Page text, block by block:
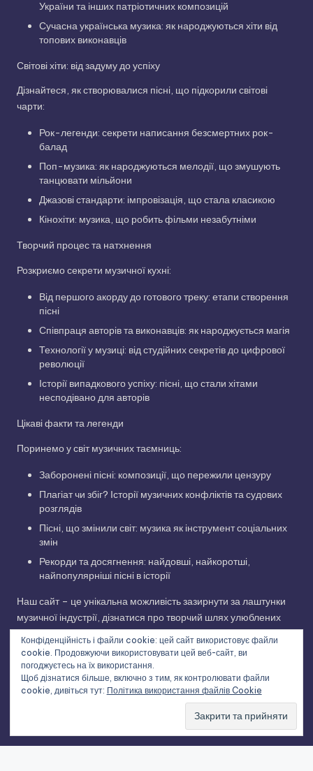
України та інших патріотичних композицій
Сучасна українська музика: як народжуються хіти від
топових виконавців
Світові хіти: від задуму до успіху
Дізнайтеся, як створювалися пісні, що підкорили світові
чарти:
Рок-легенди: секрети написання безсмертних рок-
балад
Поп-музика: як народжуються мелодії, що змушують
танцювати мільйони
Джазові стандарти: імпровізація, що стала класикою
Кінохіти: музика, що робить фільми незабутніми
Творчий процес та натхнення
Розкриємо секрети музичної кухні:
Від першого акорду до готового треку: етапи створення
пісні
Співпраця авторів та виконавців: як народжується магія
Технології у музиці: від студійних секретів до цифрової
революції
Історії випадкового успіху: пісні, що стали хітами
несподівано для авторів
Цікаві факти та легенди
Поринемо у світ музичних таємниць:
Заборонені пісні: композиції, що пережили цензуру
Плагіат чи збіг? Історії музичних конфліктів та судових
розглядів
Пісні, що змінили світ: музика як інструмент соціальних
змін
Рекорди та досягнення: найдовші, найкоротші,
найпопулярніші пісні в історії
Наш сайт – це унікальна можливість зазирнути за лаштунки
музичної індустрії, дізнатися про творчий шлях улюблених
виконавців та відкрити для себе нові грані улюблених
композицій. Приєднуйтесь до нашої музичної подорожі!
Історії українських пісень та світових
Bloghash WordPress Theme
Конфіденційність і файли cookie: цей сайт використовує файли
cookie. Продовжуючи використовувати цей веб-сайт, ви
погоджуєтесь на їх використання.
Щоб дізнатися більше, включно з тим, як контролювати файли
cookie, дивіться тут: Політика використання файлів Cookie